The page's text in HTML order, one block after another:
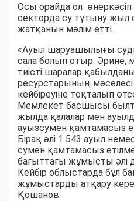
Осы орайда ол
секторда су тұтыну жыл
жатқанын мәлім етті.
«Ауыл шаруашылығы
сала болып отыр. Әрине,
тиісті шаралар
ресурстарының мәселесі
кейбіреуіне тоқталып
Мемлекет басшысы
жылда қалалар мен
ауызсумен қамтамасыз
Бірақ әлі 1 543 ауыл
сумен қамтамасыз
бағыттағы жұмысты әлі
Кейбір облыстарда бұл
жұмыстарды атқару
Қошанов.